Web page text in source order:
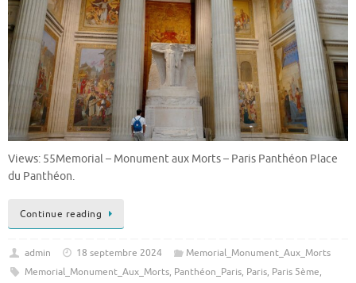
Views: 55Memorial – Monument aux Morts – Paris Panthéon Place
du Panthéon.
Continue reading
admin 18 septembre 2024
Memorial_Monument_Aux_Morts
Memorial_Monument_Aux_Morts, Panthéon_Paris, Paris, Paris 5ème,